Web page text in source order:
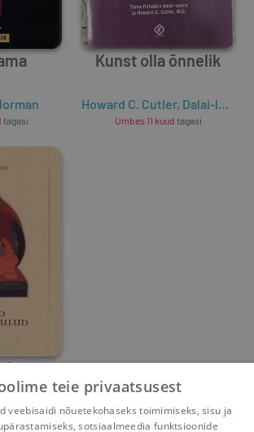
tagasi
Kunst olla õnnelik
Howard C. Cutler, Dalai-laama
Umbes 11 kuud tagasi
tagasi
teie privaatsusest
veebisaidi nõuetekohaseks toimimiseks, sisu ja
sotsiaalmeedia funktsioonide